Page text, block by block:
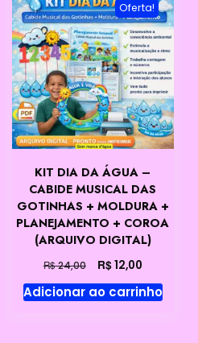
Oferta!
KIT DIA DA ÁGUA –
CABIDE MUSICAL DAS
GOTINHAS + MOLDURA +
PLANEJAMENTO + COROA
(ARQUIVO DIGITAL)
R$24,00
preço
original
R$12,00O
preço
atual
Adicionar ao carrinho